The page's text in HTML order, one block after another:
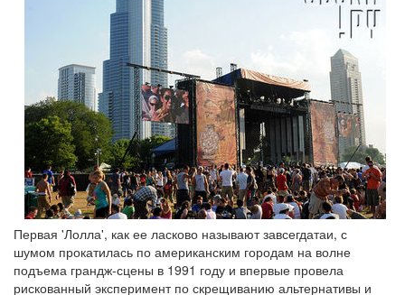
Первая 'Лолла', как ее ласково называют завсегдатаи, с
шумом прокатилась по американским городам на волне
подъема грандж-сцены в 1991 году и впервые провела
рискованный эксперимент по скрещиванию альтернативы и